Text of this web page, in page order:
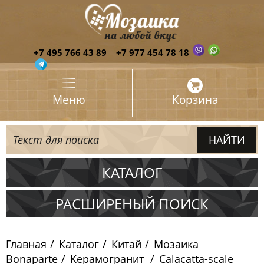
+7 495 766 43 89 +7 977 454 78 18
Меню Корзина
КАТАЛОГ
Испания
Китай
РАСШИРЕНЫЙ ПОИСК
Главная Каталог Китай
Мозаика
Bonaparte
Керамогранит
Calacatta-scale